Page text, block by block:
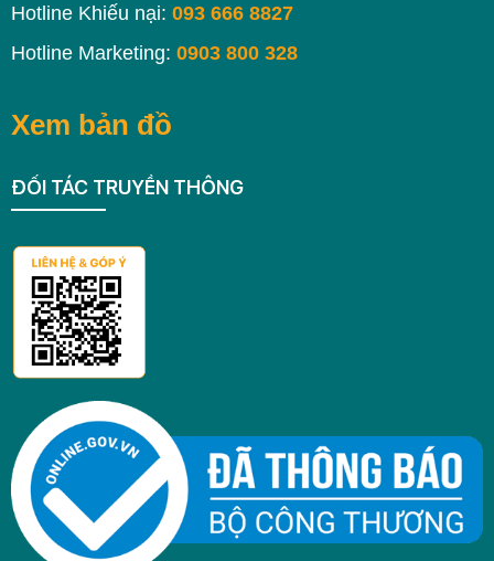
Hotline Khiếu nại: 093 666 8827
Hotline Marketing: 0903 800 328
Xem bản đồ
ĐỐI TÁC TRUYỀN THÔNG